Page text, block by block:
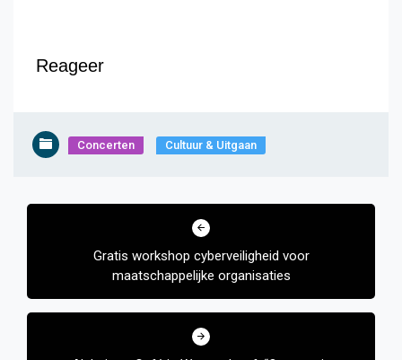
Reageer
Concerten Cultuur & Uitgaan
Bericht
Gratis workshop cyberveiligheid voor
maatschappelijke organisaties